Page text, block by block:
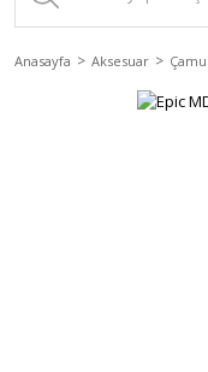
Anasayfa Aksesuar